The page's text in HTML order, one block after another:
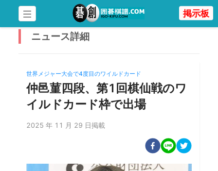
掲示板
ニュース詳細
世界メジャー大会で4度目のワイルドカード
仲邑菫四段、第1回棋仙戦のワ
イルドカード枠で出場
2025 年 11 月 29 日掲載